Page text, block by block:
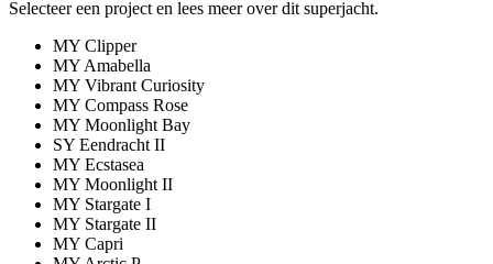
Selecteer een project en lees meer over dit superjacht.
MY Clipper
MY Amabella
MY Vibrant Curiosity
MY Compass Rose
MY Moonlight Bay
SY Eendracht II
MY Ecstasea
MY Moonlight II
MY Stargate I
MY Stargate II
MY Capri